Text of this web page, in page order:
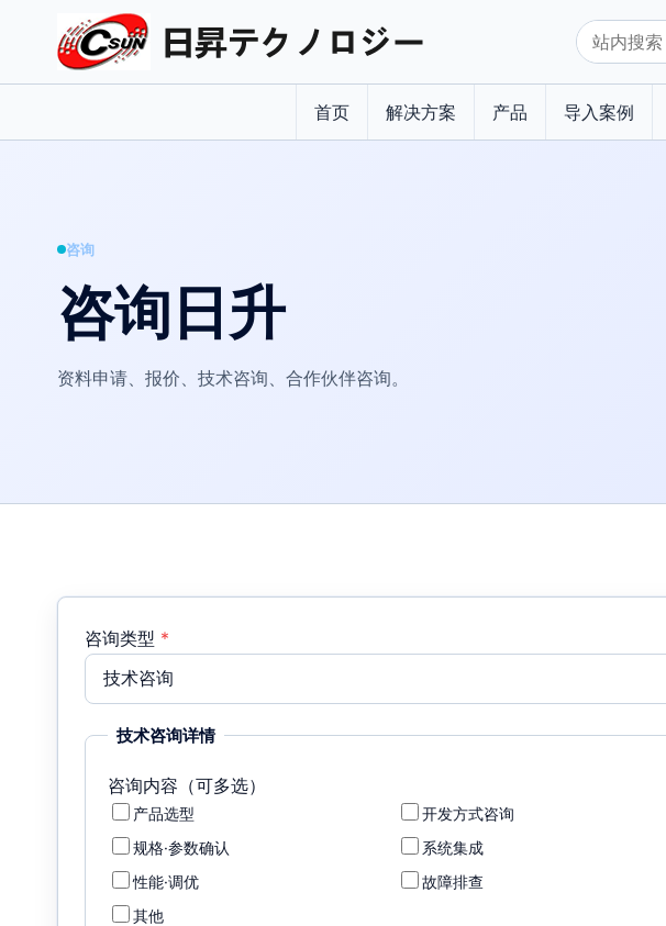
首页 解决方案 产品 导入案例
咨询
咨询日升
资料申请、报价、技术咨询、合作伙伴咨询。
咨询类型 *
技术咨询详情
咨询内容（可多选）
产品选型
开发方式咨询
规格·参数确认
系统集成
性能·调优
故障排查
其他